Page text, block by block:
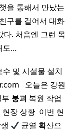
을 통해서 만났는
구를 걸어서 대화
다. 처음엔 그런 목
도…
및 시설물 설치
오늘은 강원
붕괴 복원 작업
현장 상황 ​ 이번 현
균열 확산으